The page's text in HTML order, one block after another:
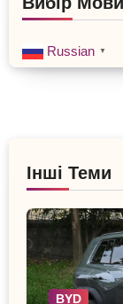
Russian ▼
Інші Теми
BYD